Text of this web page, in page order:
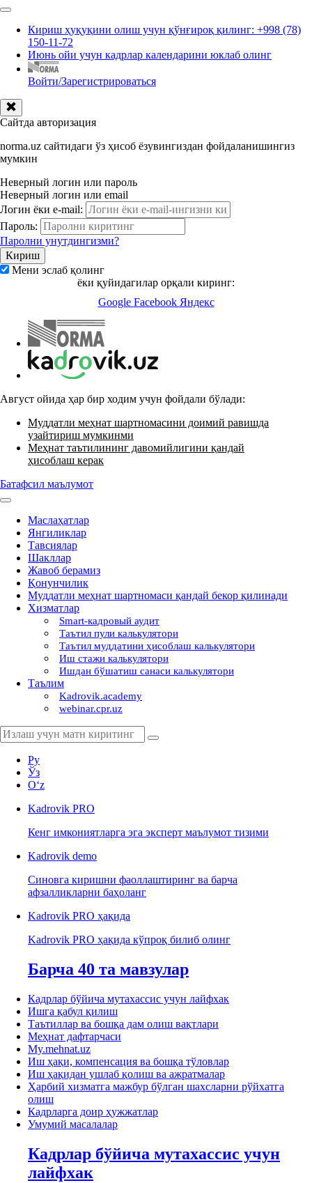
Кириш ҳуқуқини олиш учун қўнғироқ қилинг: +998 (78)
150-11-72
Июнь ойи учун кадрлар календарини юклаб олинг
Войти/Зарегистрироваться
Сайтда авторизация
norma.uz сайтидаги ўз ҳисоб ёзувингиздан фойдаланишингиз
мумкин
Неверный логин или пароль
Неверный логин или email
Логин ёки e-mail:
Пароль:
Паролни унутдингизми?
Мени эслаб қолинг
ёки қуйидагилар орқали киринг:
Google Facebook Яндекс
Август ойида ҳар бир ходим учун фойдали бўлади:
Муддатли меҳнат шартномасини доимий равишда
узайтириш мумкинми
Меҳнат таътилининг давомийлигини қандай
ҳисоблаш керак
Батафсил маълумот
Маслаҳатлар
Янгиликлар
Тавсиялар
Шакллар
Жавоб берамиз
Қонунчилик
Муддатли меҳнат шартномаси қандай бекор қилинади
Хизматлар
Smart-кадровый аудит
Таътил пули калькулятори
Таътил муддатини ҳисоблаш калькулятори
Иш стажи калькулятори
Ишдан бўшатиш санаси калькулятори
Таълим
Kadrovik.academy
webinar.cpr.uz
Ру
Ўз
Oʻz
Kadrovik PRO
Кенг имкониятларга эга эксперт маълумот тизими
Kadrovik demo
Синовга киришни фаоллаштиринг ва барча
афзалликларни баҳоланг
Kadrovik PRO ҳақида
Kadrovik PRO ҳақида кўпроқ билиб олинг
Барча 40 та мавзулар
Кадрлар бўйича мутахассис учун лайфхак
Ишга қабул қилиш
Таътиллар ва бошқа дам олиш вақтлари
Меҳнат дафтарчаси
My.mehnat.uz
Иш ҳақи, компенсация ва бошқа тўловлар
Иш ҳақидан ушлаб қолиш ва ажратмалар
Ҳарбий хизматга мажбур бўлган шахсларни рўйхатга
олиш
Кадрларга доир ҳужжатлар
Умумий масалалар
Кадрлар бўйича мутахассис учун
лайфхак